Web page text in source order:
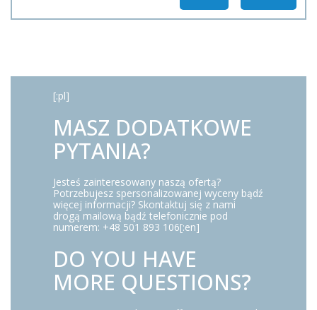
[:pl]
MASZ DODATKOWE
PYTANIA?
Jesteś zainteresowany naszą ofertą?
Potrzebujesz spersonalizowanej wyceny bądź
więcej informacji? Skontaktuj się z nami
drogą mailową bądź telefonicznie pod
numerem: +48 501 893 106[:en]
DO YOU HAVE
MORE QUESTIONS?